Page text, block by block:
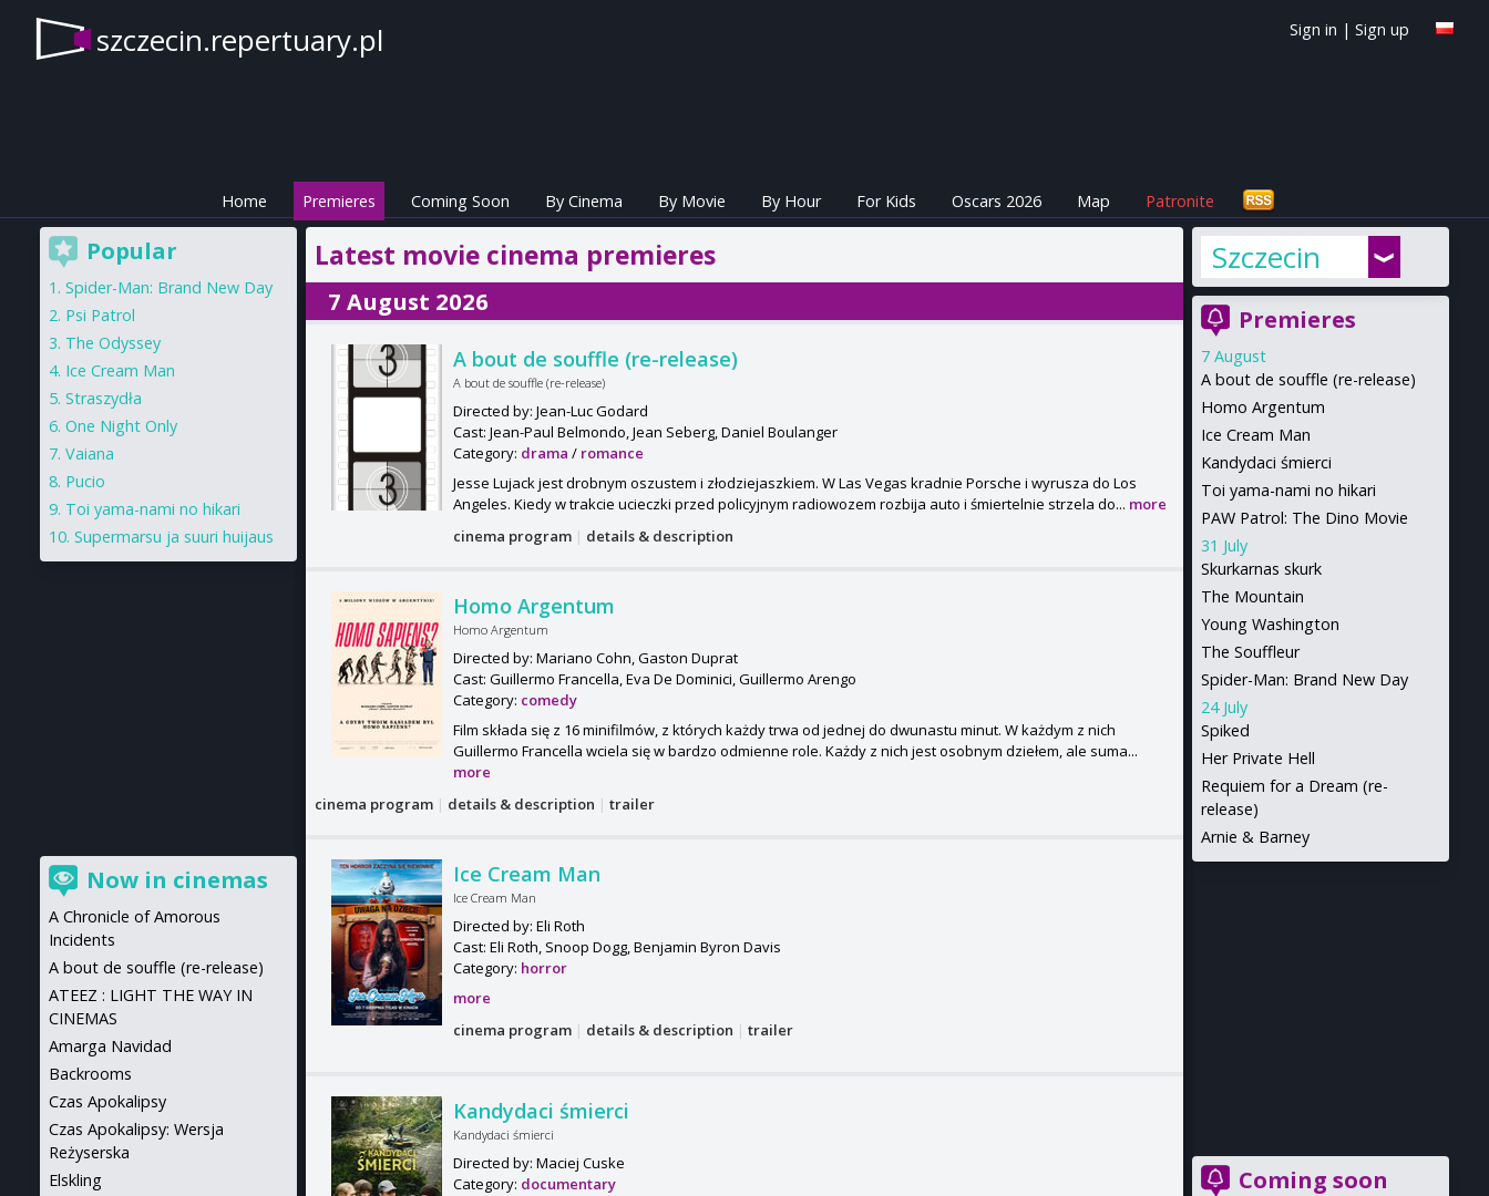
szczecin.repertuary.pl Sign in | Sign up
Home Premieres Coming Soon By Cinema By Movie By Hour For Kids Oscars 2026 Map Patronite
Latest movie cinema premieres
7 August 2026
A bout de souffle (re-release)
A bout de souffle (re-release)
Directed by: Jean-Luc Godard
Cast: Jean-Paul Belmondo, Jean Seberg, Daniel Boulanger
Category: drama / romance
Jesse Lujack jest drobnym oszustem i złodziejaszkiem. W Las Vegas kradnie Porsche i wyrusza do Los
Angeles. Kiedy w trakcie ucieczki przed policyjnym radiowozem rozbija auto i śmiertelnie strzela do... more
cinema program | details & description
Homo Argentum
Homo Argentum
Directed by: Mariano Cohn, Gaston Duprat
Cast: Guillermo Francella, Eva De Dominici, Guillermo Arengo
Category: comedy
Film składa się z 16 minifilmów, z których każdy trwa od jednej do dwunastu minut. W każdym z nich
Guillermo Francella wciela się w bardzo odmienne role. Każdy z nich jest osobnym dziełem, ale suma...
more
cinema program | details & description |trailer
Ice Cream Man
Ice Cream Man
Directed by: Eli Roth
Cast: Eli Roth, Snoop Dogg, Benjamin Byron Davis
Category: horror
more
cinema program | details & description |trailer
Kandydaci śmierci
Kandydaci śmierci
Directed by: Maciej Cuske
Category: documentary
Szczecin
Premieres
7 August
A bout de souffle (re-release)
Homo Argentum
Ice Cream Man
Kandydaci śmierci
Toi yama-nami no hikari
PAW Patrol: The Dino Movie
31 July
Skurkarnas skurk
The Mountain
Young Washington
The Souffleur
Spider-Man: Brand New Day
24 July
Spiked
Her Private Hell
Requiem for a Dream (re-
release)
Arnie & Barney
Coming soon
Popular
Spider-Man: Brand New Day
Psi Patrol
The Odyssey
Ice Cream Man
Straszydła
One Night Only
Vaiana
Pucio
Toi yama-nami no hikari
Supermarsu ja suuri huijaus
Now in cinemas
A Chronicle of Amorous
Incidents
A bout de souffle (re-release)
ATEEZ : LIGHT THE WAY IN
CINEMAS
Amarga Navidad
Backrooms
Czas Apokalipsy
Czas Apokalipsy: Wersja
Reżyserska
Elskling